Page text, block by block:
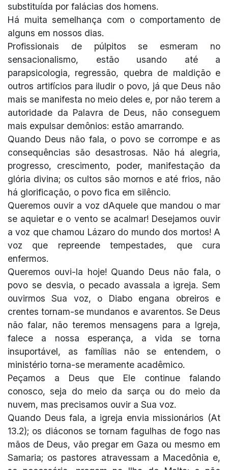
substituída por falácias dos homens.
Há muita semelhança com o comportamento de
alguns em nossos dias.
Profissionais de púlpitos se esmeram no
sensacionalismo, estão usando até a
parapsicologia, regressão, quebra de maldição e
outros artifícios para iludir o povo, já que Deus não
mais se manifesta no meio deles e, por não terem a
autoridade da Palavra de Deus, não conseguem
mais expulsar demônios: estão amarrando.
Quando Deus não fala, o povo se corrompe e as
consequências são desastrosas. Não há alegria,
progresso, crescimento, poder, manifestação da
glória divina; os cultos são mornos e até frios, não
há glorificação, o povo fica em silêncio.
Queremos ouvir a voz dAquele que mandou o mar
se aquietar e o vento se acalmar! Desejamos ouvir
a voz que chamou Lázaro do mundo dos mortos! A
voz que repreende tempestades, que cura
enfermos.
Queremos ouvi-la hoje! Quando Deus não fala, o
povo se desvia, o pecado avassala a igreja. Sem
ouvirmos Sua voz, o Diabo engana obreiros e
crentes tornam-se mundanos e avarentos. Se Deus
não falar, não teremos mensagens para a Igreja,
falece a nossa esperança, a vida se torna
insuportável, as famílias não se entendem, o
ministério torna-se meramente acadêmico.
Peçamos a Deus que Ele continue falando
conosco, seja do meio da sarça ou do meio da
nuvem, mas precisamos ouvir a Sua voz.
Quando Deus fala, a igreja envia missionários (At
13.2); os diáconos se tornam fagulhas de fogo nas
mãos de Deus, vão pregar em Gaza ou mesmo em
Samaria; os pastores atravessam a Macedônia e,